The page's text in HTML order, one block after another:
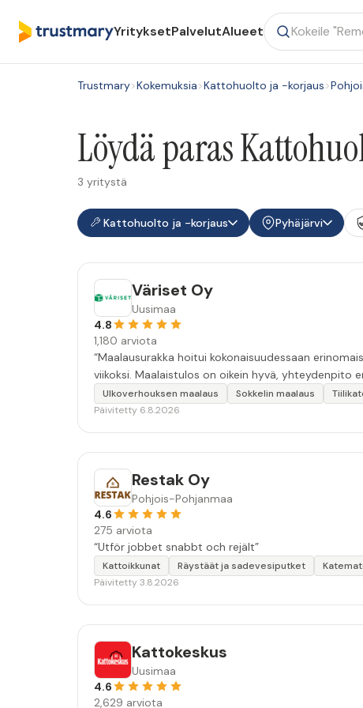
YrityksetPalvelutAlueet
Trustmary>Kokemuksia>Kattohuolto ja -korjaus>
Löydä paras
3 yritystä
Kattohuolto ja -korjaus Pyhäjärvi
Väriset Oy
Uusimaa
4.8
1,180 arviota
“Maalausurakka hoitui kokonaisuudessaan
viikoksi. Maalaistulos on oikein hyvä, yhteydenpito
Ulkoverhouksen maalaus Sokkelin maalaus
Päivitetty 6.8.2026
Restak Oy
Pohjois-Pohjanmaa
4.6
275 arviota
“Utför jobbet snabbt och rejält”
Kattoikkunat Räystäät ja sadevesiputket
Päivitetty 3.8.2026
Kattokeskus
Uusimaa
4.6
2,629 arviota